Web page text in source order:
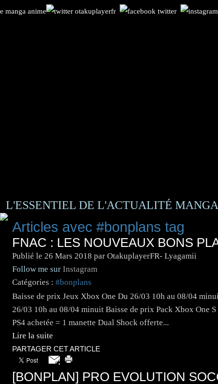
L'ESSENTIEL DE L'ACTUALITÉ
Articles avec #bonplans tag
FNAC : LES NOUVEAUX BONS
Publié le 26 Mars 2018 par OtakuplayerFR- Lyagamii
Follow me sur Instagram
Catégories : #bonplans
Baisse de prix Jeux Xbox One Du 26/03 10h au 08/04
26/03 10h au 08/04 minuit Baisse de prix Pack Xbox One
PS4 achetée = 1 manette Dual Shock offerte...
Lire la suite
PARTAGER CET ARTICLE
[BONPLAN] PRO EVOLUTION